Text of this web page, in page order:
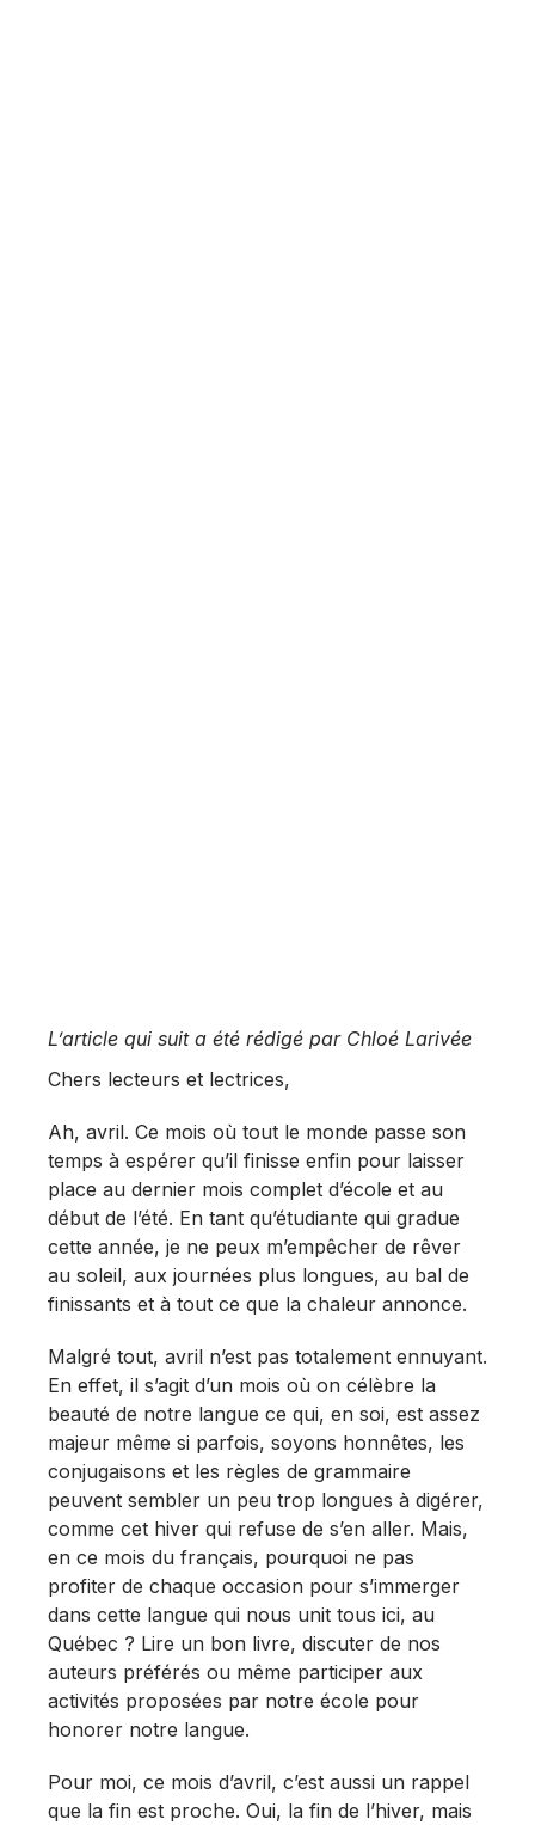
L’article qui suit a été rédigé par Chloé Larivée
Chers lecteurs et lectrices,
Ah, avril. Ce mois où tout le monde passe son
temps à espérer qu’il finisse enfin pour laisser
place au dernier mois complet d’école et au
début de l’été. En tant qu’étudiante qui gradue
cette année, je ne peux m’empêcher de rêver
au soleil, aux journées plus longues, au bal de
finissants et à tout ce que la chaleur annonce.
Malgré tout, avril n’est pas totalement ennuyant.
En effet, il s’agit d’un mois où on célèbre la
beauté de notre langue ce qui, en soi, est assez
majeur même si parfois, soyons honnêtes, les
conjugaisons et les règles de grammaire
peuvent sembler un peu trop longues à digérer,
comme cet hiver qui refuse de s’en aller. Mais,
en ce mois du français, pourquoi ne pas
profiter de chaque occasion pour s’immerger
dans cette langue qui nous unit tous ici, au
Québec ? Lire un bon livre, discuter de nos
auteurs préférés ou même participer aux
activités proposées par notre école pour
honorer notre langue.
Pour moi, ce mois d’avril, c’est aussi un rappel
que la fin est proche. Oui, la fin de l’hiver, mais